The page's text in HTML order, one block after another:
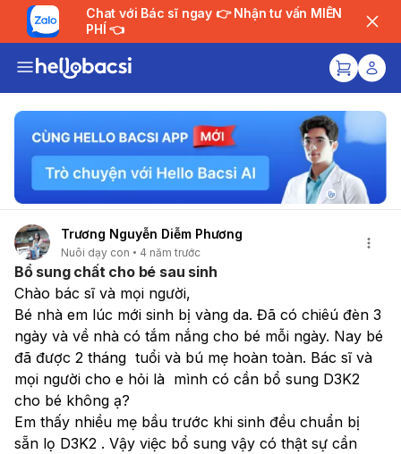
Chat với Bác sĩ ngay 👉 Nhận tư vấn MIỄN
PHÍ 👈
Trương Nguyễn Diễm Phương
Nuôi dạy con 4 năm trước
Bổ sung chất cho bé sau sinh
Chào bác sĩ và mọi người,
Bé nhà em lúc mới sinh bị vàng da. Đã có chiêú đèn 3
ngày và về nhà có tắm nắng cho bé mỗi ngày. Nay bé
đã được 2 tháng  tuổi và bú mẹ hoàn toàn. Bác sĩ và
mọi người cho e hỏi là  mình có cần bổ sung D3K2
cho bé không ạ?
Em thấy nhiều mẹ bầu trước khi sinh đều chuẩn bị
sẵn lọ D3K2 . Vậy việc bổ sung vậy có thật sự cần